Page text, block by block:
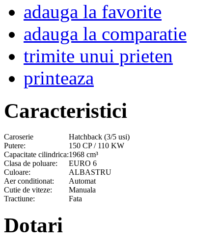
adauga la favorite
adauga la comparatie
trimite unui prieten
printeaza
Caracteristici
Caroserie
Hatchback (3/5 usi)
Putere:
150 CP / 110 KW
Capacitate cilindrica:1968 cm³
Clasa de poluare:
EURO 6
Culoare:
ALBASTRU
Aer conditionat:
Automat
Cutie de viteze:
Manuala
Tractiune:
Fata
Dotari